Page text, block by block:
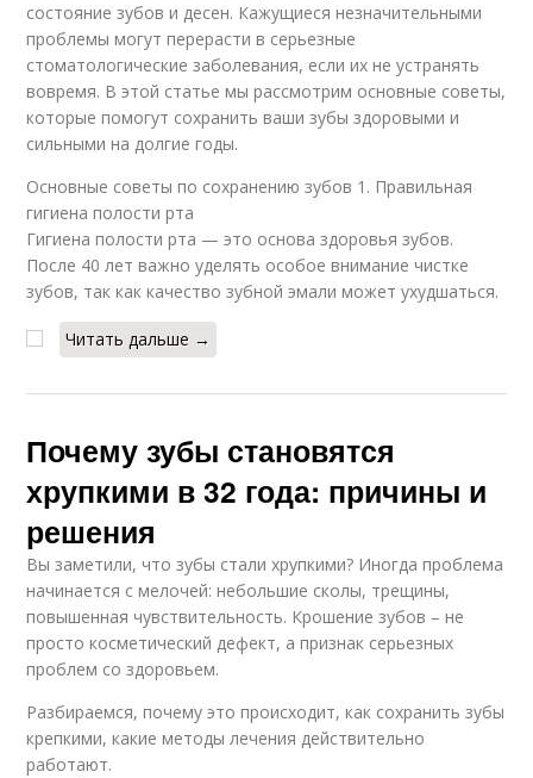
состояние зубов и десен. Кажущиеся незначительными
проблемы могут перерасти в серьезные
стоматологические заболевания, если их не устранять
вовремя. В этой статье мы рассмотрим основные советы,
которые помогут сохранить ваши зубы здоровыми и
сильными на долгие годы.
Основные советы по сохранению зубов 1. Правильная
гигиена полости рта
Гигиена полости рта — это основа здоровья зубов.
После 40 лет важно уделять особое внимание чистке
зубов, так как качество зубной эмали может ухудшаться.
Читать дальше →
Почему зубы становятся
хрупкими в 32 года: причины и
решения
Вы заметили, что зубы стали хрупкими? Иногда проблема
начинается с мелочей: небольшие сколы, трещины,
повышенная чувствительность. Крошение зубов – не
просто косметический дефект, а признак серьезных
проблем со здоровьем.
Разбираемся, почему это происходит, как сохранить зубы
крепкими, какие методы лечения действительно
работают.